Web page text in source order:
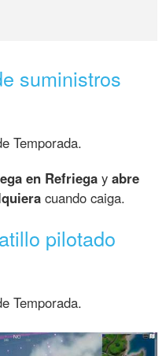
suministros
Temporada.
en Refriega yabre
cuando caiga.
pilotado
Temporada.